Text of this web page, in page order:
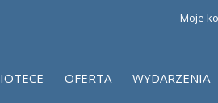
Moje
OFERTA WYDARZENIA